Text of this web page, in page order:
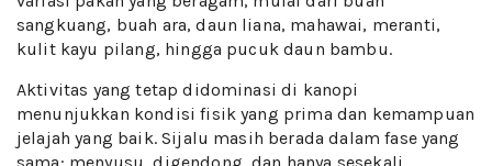
sangkuang, buah ara, daun liana, mahawai, meranti,
kulit kayu pilang, hingga pucuk daun bambu.
Aktivitas yang tetap didominasi di kanopi
menunjukkan kondisi fisik yang prima dan kemampuan
jelajah yang baik. Sijalu masih berada dalam fase yang
sama: menyusu, digendong, dan hanya sesekali